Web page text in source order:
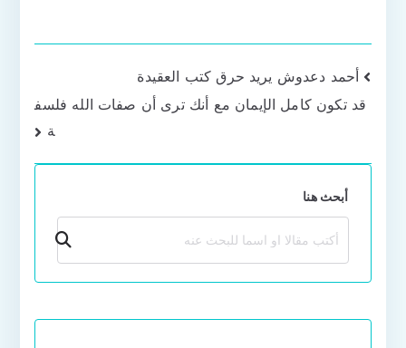
تصفّح
المقالات
أحمد دعدوش يريد حرق كتب العقيدة
قد تكون كامل الإيمان مع أنك ترى أن صفات الله فلسف
ة
أبحث هنا
بحث